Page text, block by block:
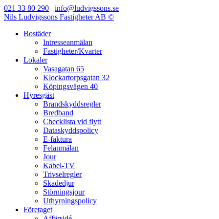
021 33 80 290
info@ludvigssons.se
Nils Ludvigssons Fastigheter AB ©
Bostäder
Intresseanmälan
Fastigheter/Kvarter
Lokaler
Vasagatan 65
Klockartorpsgatan 32
Köpingsvägen 40
Hyresgäst
Brandskyddsregler
Bredband
Checklista vid flytt
Dataskyddspolicy
E-faktura
Felanmälan
Jour
Kabel-TV
Trivselregler
Skadedjur
Störningsjour
Uthyrningspolicy
Företaget